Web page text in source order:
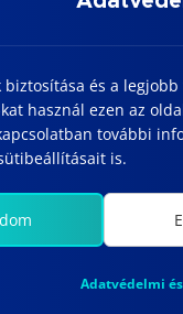
foster
organizations
of AI.
to Prof. Dr.
biztosítása és a
használ ezen az
további
is.
Adatvédelmi